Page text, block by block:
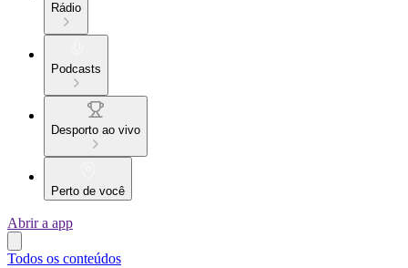
Rádio
Podcasts
Desporto ao vivo
Perto de você
Abrir a app
Todos os conteúdos